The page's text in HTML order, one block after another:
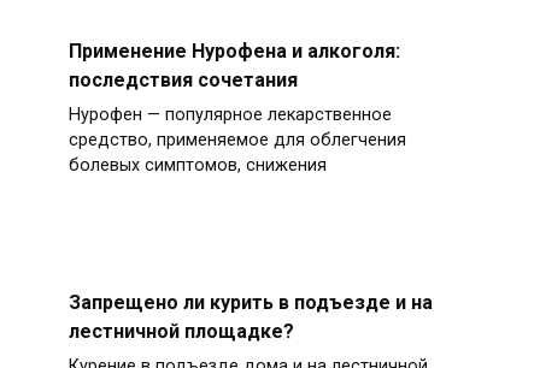
Применение Нурофена и алкоголя:
последствия сочетания
Нурофен — популярное лекарственное
средство, применяемое для облегчения
болевых симптомов, снижения
Запрещено ли курить в подъезде и на
лестничной площадке?